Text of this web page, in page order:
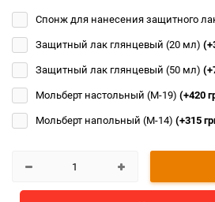
Спонж для нанесения защитного
Защитный лак глянцевый (20 мл)
Защитный лак глянцевый (50 мл)
Мольберт настольный (М-19) (+420
Мольберт напольный (М-14) (+315